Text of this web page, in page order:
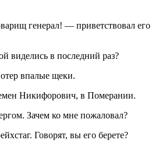
генерал! — приветствовал его
виделись в последний раз?
впалые щеки.
Никифорович, в Померании.
Зачем ко мне пожаловал?
Говорят, вы его берете?